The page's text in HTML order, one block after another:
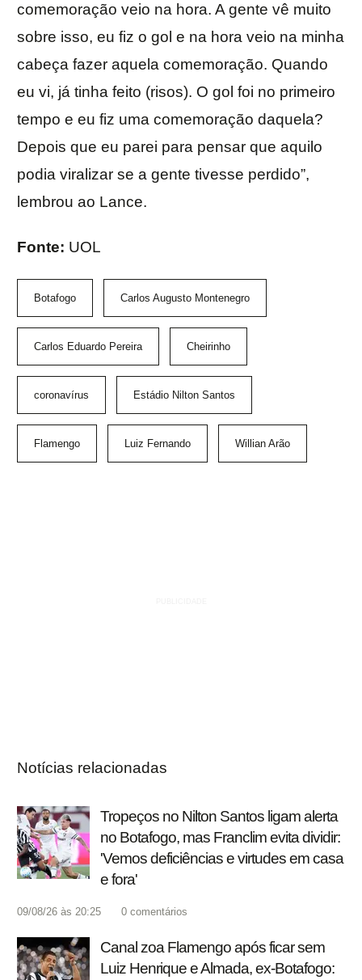
comemoração veio na hora. A gente vê muito
sobre isso, eu fiz o gol e na hora veio na minha
cabeça fazer aquela comemoração. Quando
eu vi, já tinha feito (risos). O gol foi no primeiro
tempo e eu fiz uma comemoração daquela?
Depois que eu parei para pensar que aquilo
podia viralizar se a gente tivesse perdido”,
lembrou ao Lance.
Fonte: UOL
Botafogo Carlos Augusto Montenegro
Carlos Eduardo Pereira Cheirinho
coronavírus Estádio Nilton Santos
Flamengo Luiz Fernando Willian Arão
Notícias relacionadas
Tropeços no Nilton Santos ligam alerta
no Botafogo, mas Franclim evita dividir:
'Vemos deficiências e virtudes em casa
e fora'
09/08/26 às 20:25 0 comentários
Canal zoa Flamengo após ficar sem
Luiz Henrique e Almada, ex-Botafogo: